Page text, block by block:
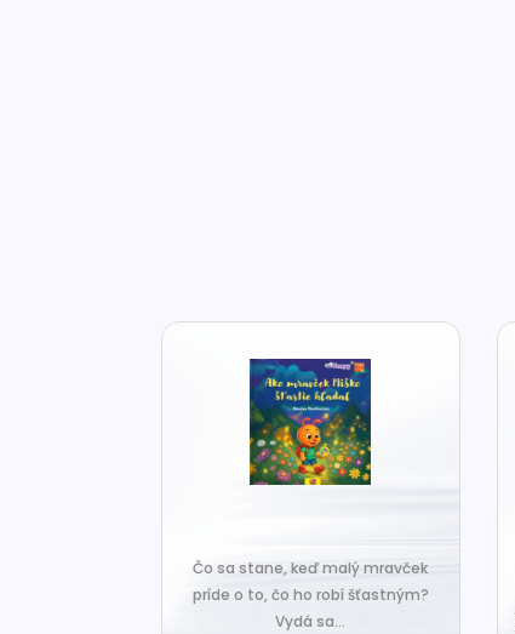
Čo sa stane, keď malý mravček
príde o to, čo ho robí šťastným?
Vydá sa...